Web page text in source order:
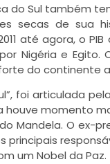
do Sul também
secas de sua
até agora, o
Nigéria e
do continente
foi articulada
houve momento
Mandela. O
um Nobel da Paz.